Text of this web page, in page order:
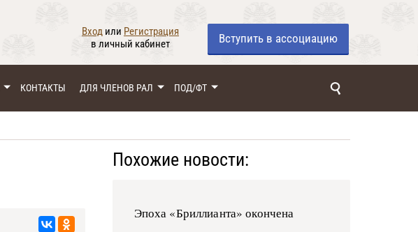
Вход или Регистрация
в личный кабинет
Вступить в ассоциацию
КОНТАКТЫ ДЛЯ ЧЛЕНОВ РАЛ ПОД/ФТ
Похожие новости:
Эпоха «Бриллианта» окончена